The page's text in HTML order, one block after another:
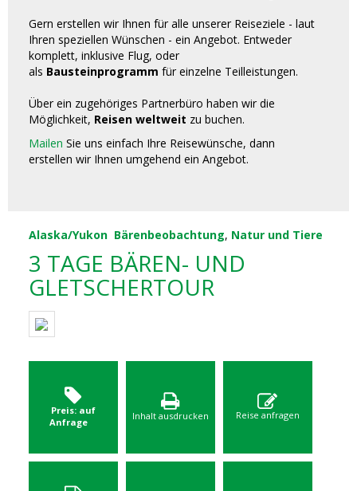
Gern erstellen wir Ihnen für alle unserer Reiseziele - laut
Ihren speziellen Wünschen - ein Angebot. Entweder
komplett, inklusive Flug, oder
als Bausteinprogramm für einzelne Teilleistungen.
Über ein zugehöriges Partnerbüro haben wir die
Möglichkeit, Reisen weltweit zu buchen.
Mailen Sie uns einfach Ihre Reisewünsche, dann
erstellen wir Ihnen umgehend ein Angebot.
Alaska/Yukon Bärenbeobachtung, Natur und Tiere
3 TAGE BÄREN- UND
GLETSCHERTOUR
Preis: auf
Anfrage
Inhalt ausdrucken Reise anfragen